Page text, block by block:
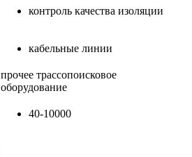
контроль качества изоляции
кабельные линии
прочее трассопоисковое
оборудование
40-10000